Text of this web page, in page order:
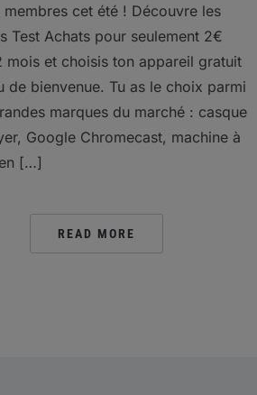
membres cet été ! Découvre les
Test Achats pour seulement 2€
mois et choisis ton appareil gratuit
de bienvenue. Tu as le choix parmi
marques du marché : casque
Google Chromecast, machine à
[…]
READ MORE